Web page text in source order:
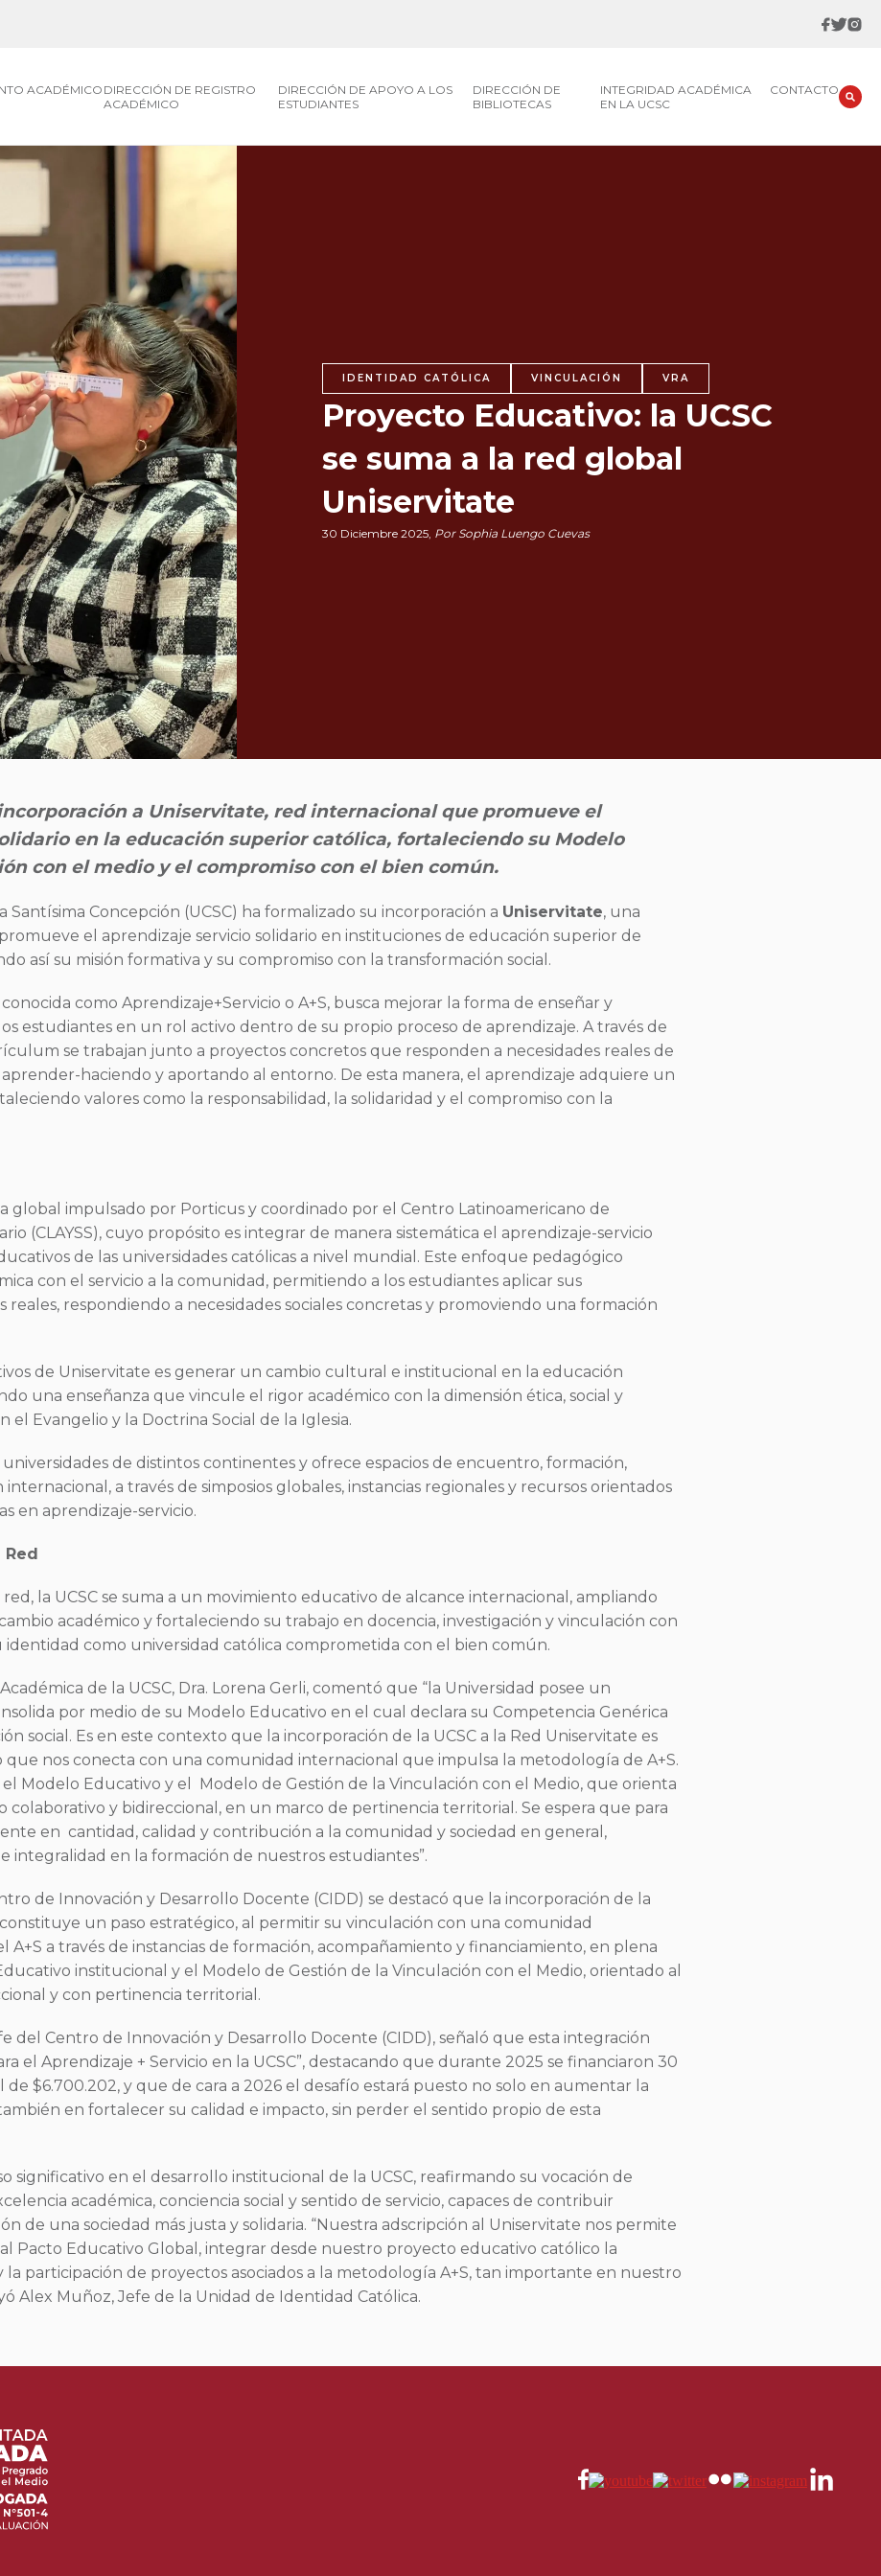
ACADÉMICODIRECCIÓN DE REGISTRO
ACADÉMICO
DIRECCIÓN DE APOYO A LOS
ESTUDIANTES
DIRECCIÓN DE
BIBLIOTECAS
INTEGRIDAD ACADÉMICA
EN LA UCSC
CONTACTO
IDENTIDAD CATÓLICA VINCULACIÓN VRA
Proyecto Educativo: la UCSC
se suma a la red global
Uniservitate
30 Diciembre 2025, Por Sophia Luengo Cuevas
a Uniservitate, red internacional que promueve el
en la educación superior católica, fortaleciendo su Modelo
con el medio y el compromiso con el bien común.
Santísima Concepción (UCSC) ha formalizado su incorporación a Uniservitate, una
el aprendizaje servicio solidario en instituciones de educación superior de
así su misión formativa y su compromiso con la transformación social.
como Aprendizaje+Servicio o A+S, busca mejorar la forma de enseñar y
estudiantes en un rol activo dentro de su propio proceso de aprendizaje. A través de
se trabajan junto a proyectos concretos que responden a necesidades reales de
haciendo y aportando al entorno. De esta manera, el aprendizaje adquiere un
valores como la responsabilidad, la solidaridad y el compromiso con la
global impulsado por Porticus y coordinado por el Centro Latinoamericano de
(CLAYSS), cuyo propósito es integrar de manera sistemática el aprendizaje-servicio
de las universidades católicas a nivel mundial. Este enfoque pedagógico
con el servicio a la comunidad, permitiendo a los estudiantes aplicar sus
respondiendo a necesidades sociales concretas y promoviendo una formación
de Uniservitate es generar un cambio cultural e institucional en la educación
una enseñanza que vincule el rigor académico con la dimensión ética, social y
el Evangelio y la Doctrina Social de la Iglesia.
de distintos continentes y ofrece espacios de encuentro, formación,
a través de simposios globales, instancias regionales y recursos orientados
en aprendizaje-servicio.
Red
la UCSC se suma a un movimiento educativo de alcance internacional, ampliando
académico y fortaleciendo su trabajo en docencia, investigación y vinculación con
identidad como universidad católica comprometida con el bien común.
de la UCSC, Dra. Lorena Gerli, comentó que “la Universidad posee un
por medio de su Modelo Educativo en el cual declara su Competencia Genérica
social. Es en este contexto que la incorporación de la UCSC a la Red Uniservitate es
que nos conecta con una comunidad internacional que impulsa la metodología de A+S.
Modelo Educativo y el Modelo de Gestión de la Vinculación con el Medio, que orienta
colaborativo y bidireccional, en un marco de pertinencia territorial. Se espera que para
en cantidad, calidad y contribución a la comunidad y sociedad en general,
integralidad en la formación de nuestros estudiantes”.
de Innovación y Desarrollo Docente (CIDD) se destacó que la incorporación de la
constituye un paso estratégico, al permitir su vinculación con una comunidad
a través de instancias de formación, acompañamiento y financiamiento, en plena
institucional y el Modelo de Gestión de la Vinculación con el Medio, orientado al
y con pertinencia territorial.
del Centro de Innovación y Desarrollo Docente (CIDD), señaló que esta integración
el Aprendizaje + Servicio en la UCSC”, destacando que durante 2025 se financiaron 30
de $6.700.202, y que de cara a 2026 el desafío estará puesto no solo en aumentar la
en fortalecer su calidad e impacto, sin perder el sentido propio de esta
significativo en el desarrollo institucional de la UCSC, reafirmando su vocación de
académica, conciencia social y sentido de servicio, capaces de contribuir
de una sociedad más justa y solidaria. “Nuestra adscripción al Uniservitate nos permite
Pacto Educativo Global, integrar desde nuestro proyecto educativo católico la
la participación de proyectos asociados a la metodología A+S, tan importante en nuestro
Alex Muñoz, Jefe de la Unidad de Identidad Católica.